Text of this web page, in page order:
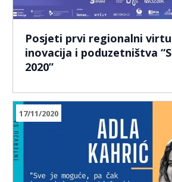
Posjeti prvi regionalni
inovacija i poduzetništva
2020”
17/11/2020